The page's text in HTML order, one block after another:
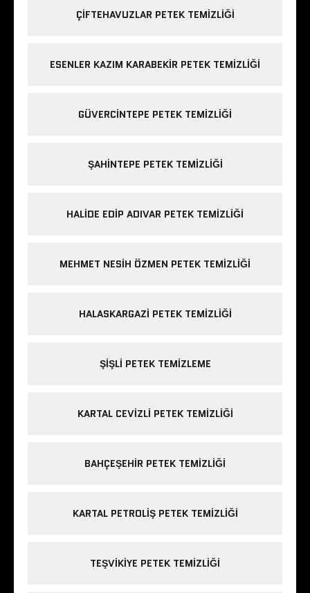
ÇIFTEHAVUZLAR PETEK TEMIZLIĞI
ESENLER KAZIM KARABEKIR PETEK TEMIZLIĞI
GÜVERCINTEPE PETEK TEMIZLIĞI
ŞAHINTEPE PETEK TEMIZLIĞI
HALIDE EDIP ADIVAR PETEK TEMIZLIĞI
MEHMET NESIH ÖZMEN PETEK TEMIZLIĞI
HALASKARGAZI PETEK TEMIZLIĞI
ŞIŞLI PETEK TEMIZLEME
KARTAL CEVIZLI PETEK TEMIZLIĞI
BAHÇEŞEHIR PETEK TEMIZLIĞI
KARTAL PETROLIŞ PETEK TEMIZLIĞI
TEŞVIKIYE PETEK TEMIZLIĞI